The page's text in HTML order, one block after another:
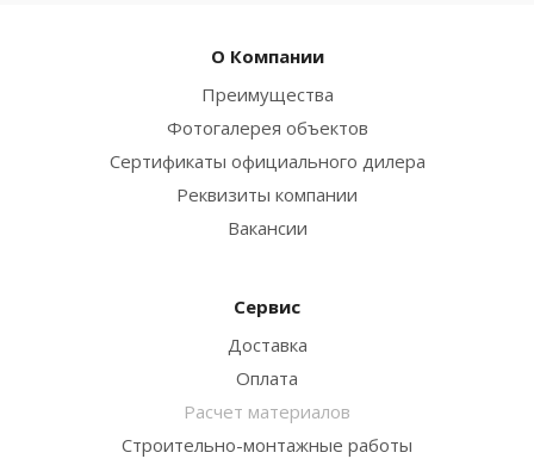
О Компании
Преимущества
Фотогалерея объектов
Сертификаты официального дилера
Реквизиты компании
Вакансии
Сервис
Доставка
Оплата
Расчет материалов
Строительно-монтажные работы